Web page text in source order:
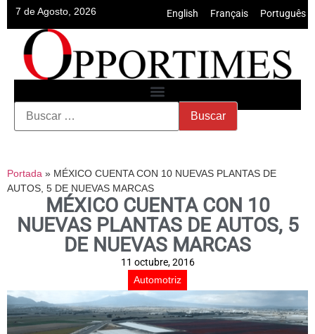
7 de Agosto, 2026 English Français Português
Portada » MÉXICO CUENTA CON 10 NUEVAS PLANTAS DE
AUTOS, 5 DE NUEVAS MARCAS
MÉXICO CUENTA CON 10
NUEVAS PLANTAS DE AUTOS, 5
DE NUEVAS MARCAS
11 octubre, 2016
Automotriz